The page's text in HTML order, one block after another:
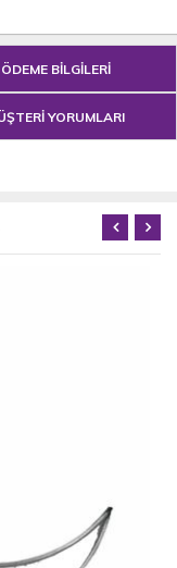
ÖDEME BİLGİLERİ
YORUMLARI